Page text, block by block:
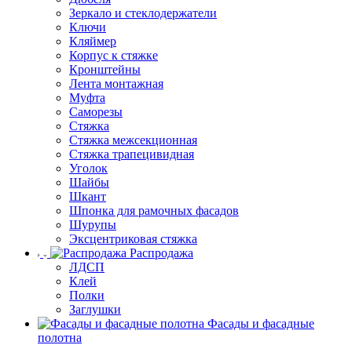
Зеркало и стеклодержатели
Ключи
Кляймер
Корпус к стяжке
Кронштейны
Лента монтажная
Муфта
Саморезы
Стяжка
Стяжка межсекционная
Стяжка трапецивидная
Уголок
Шайбы
Шкант
Шпонка для рамочных фасадов
Шурупы
Эксцентриковая стяжка
Распродажа
ЛДСП
Клей
Полки
Заглушки
Фасады и фасадные
полотна